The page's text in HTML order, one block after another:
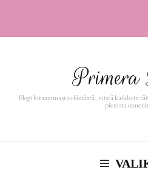
Blogi hitaammasta elämästä, niistä kaikkein
pienistä